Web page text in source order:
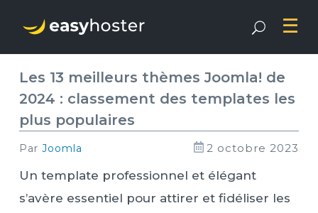
Les 13 meilleurs thèmes Joomla! de
2024 : classement des templates les
plus populaires
par 2 octobre 2023
Joomla
Un template professionnel et élégant
s’avère essentiel pour attirer et fidéliser les